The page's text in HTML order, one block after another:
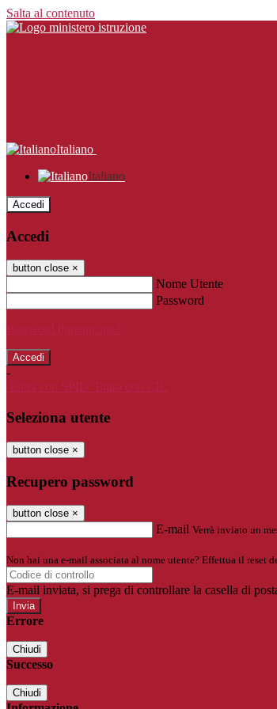
Salta al contenuto
Italiano
Italiano
Accedi
Accedi
button close ×
Nome Utente
Password
Password dimenticata?
-
Entra con SPID
Entra con CIE
Seleziona utente
button close ×
Recupero password
button close ×
E-mail Verrà inviato un
Non hai una e-mail associata al nome utente? Effettua il reset
E-mail inviata, si prega di controllare la casella di
Errore
Chiudi
Successo
Chiudi